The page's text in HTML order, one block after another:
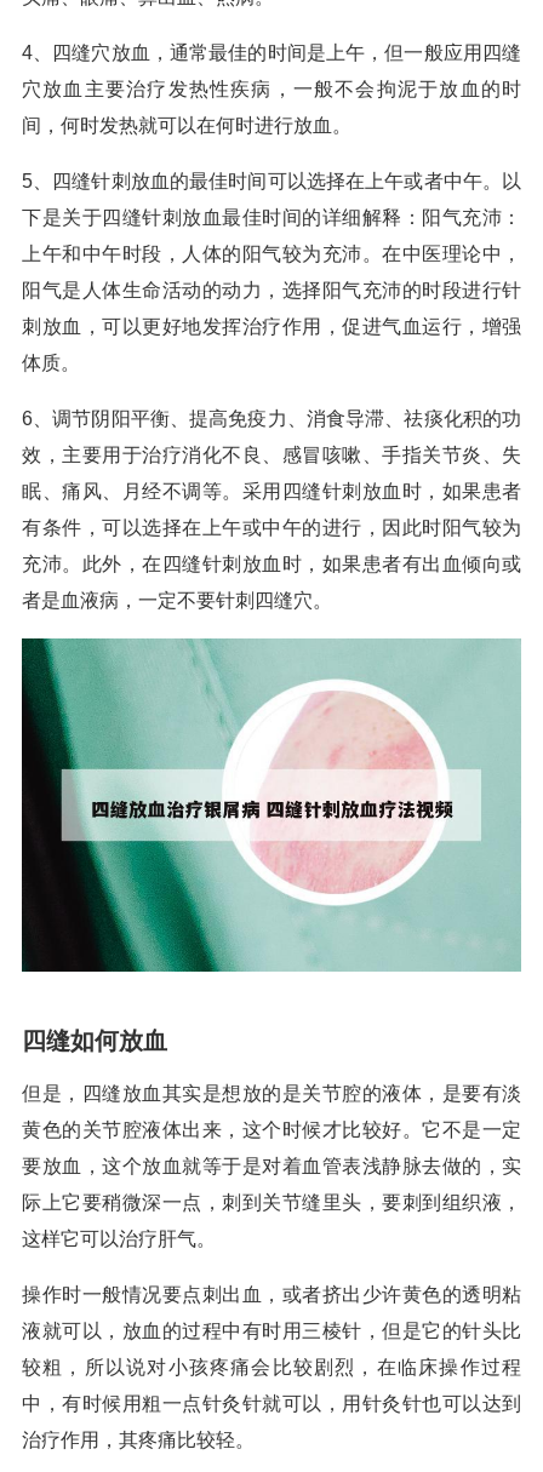
4、四缝穴放血，通常最佳的时间是上午，但一般应用四缝
穴放血主要治疗发热性疾病，一般不会拘泥于放血的时
间，何时发热就可以在何时进行放血。
5、四缝针刺放血的最佳时间可以选择在上午或者中午。以
下是关于四缝针刺放血最佳时间的详细解释：阳气充沛：
上午和中午时段，人体的阳气较为充沛。在中医理论中，
阳气是人体生命活动的动力，选择阳气充沛的时段进行针
刺放血，可以更好地发挥治疗作用，促进气血运行，增强
体质。
6、调节阴阳平衡、提高免疫力、消食导滞、祛痰化积的功
效，主要用于治疗消化不良、感冒咳嗽、手指关节炎、失
眠、痛风、月经不调等。采用四缝针刺放血时，如果患者
有条件，可以选择在上午或中午的进行，因此时阳气较为
充沛。此外，在四缝针刺放血时，如果患者有出血倾向或
者是血液病，一定不要针刺四缝穴。
四缝如何放血
但是，四缝放血其实是想放的是关节腔的液体，是要有淡
黄色的关节腔液体出来，这个时候才比较好。它不是一定
要放血，这个放血就等于是对着血管表浅静脉去做的，实
际上它要稍微深一点，刺到关节缝里头，要刺到组织液，
这样它可以治疗肝气。
操作时一般情况要点刺出血，或者挤出少许黄色的透明粘
液就可以，放血的过程中有时用三棱针，但是它的针头比
较粗，所以说对小孩疼痛会比较剧烈，在临床操作过程
中，有时候用粗一点针灸针就可以，用针灸针也可以达到
治疗作用，其疼痛比较轻。